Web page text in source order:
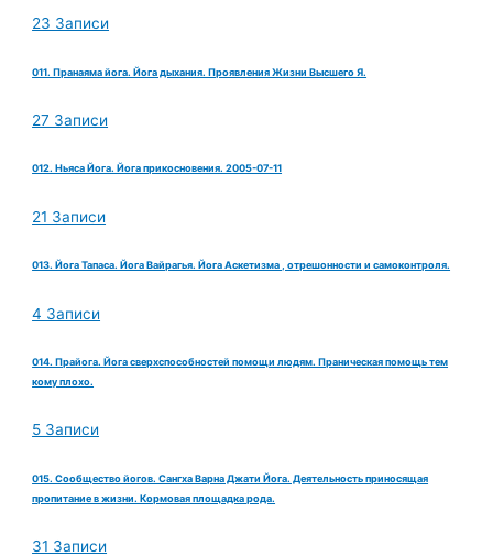
23 Записи
011. Пранаяма йога. Йога дыхания. Проявления Жизни Высшего Я.
27 Записи
012. Ньяса Йога. Йога прикосновения. 2005-07-11
21 Записи
013. Йога Тапаса. Йога Вайрагья. Йога Аскетизма , отрешонности и самоконтроля.
4 Записи
014. Прайога. Йога сверхспособностей помощи людям. Праническая помощь тем
кому плохо.
5 Записи
015. Сообщество йогов. Сангха Варна Джати Йога. Деятельность приносящая
пропитание в жизни. Кормовая площадка рода.
31 Записи